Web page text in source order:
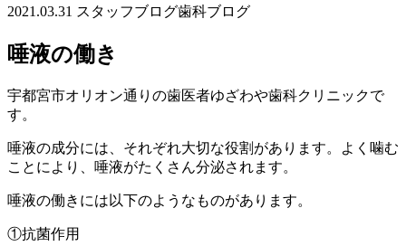
2021.03.31 スタッフブログ歯科ブログ
唾液の働き
宇都宮市オリオン通りの歯医者ゆざわや歯科クリニックで
す。
唾液の成分には、それぞれ大切な役割があります。よく噛む
ことにより、唾液がたくさん分泌されます。
唾液の働きには以下のようなものがあります。
①抗菌作用